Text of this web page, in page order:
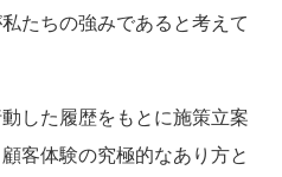
たちの強みであると考えて
した履歴をもとに施策立案
客体験の究極的なあり方と